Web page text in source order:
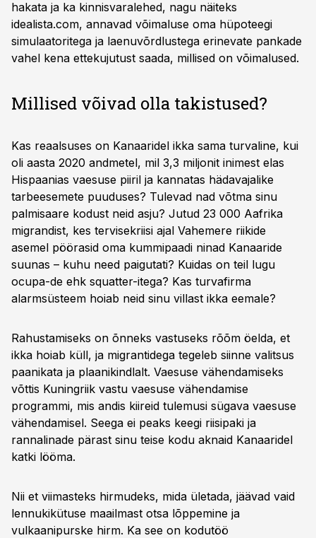
hakata ja ka kinnisvaralehed, nagu näiteks
idealista.com, annavad võimaluse oma hüpoteegi
simulaatoritega ja laenuvõrdlustega erinevate pankade
vahel kena ettekujutust saada, millised on võimalused.
Millised võivad olla takistused?
Kas reaalsuses on Kanaaridel ikka sama turvaline, kui
oli aasta 2020 andmetel, mil 3,3 miljonit inimest elas
Hispaanias vaesuse piiril ja kannatas hädavajalike
tarbeesemete puuduses? Tulevad nad võtma sinu
palmisaare kodust neid asju? Jutud 23 000 Aafrika
migrandist, kes tervisekriisi ajal Vahemere riikide
asemel pöörasid oma kummipaadi ninad Kanaaride
suunas – kuhu need paigutati? Kuidas on teil lugu
ocupa-de ehk squatter-itega? Kas turvafirma
alarmsüsteem hoiab neid sinu villast ikka eemale?
Rahustamiseks on õnneks vastuseks rõõm öelda, et
ikka hoiab küll, ja migrantidega tegeleb siinne valitsus
paanikata ja plaanikindlalt. Vaesuse vähendamiseks
võttis Kuningriik vastu vaesuse vähendamise
programmi, mis andis kiireid tulemusi sügava vaesuse
vähendamisel. Seega ei peaks keegi riisipaki ja
rannalinade pärast sinu teise kodu aknaid Kanaaridel
katki lööma.
Nii et viimasteks hirmudeks, mida ületada, jäävad vaid
lennukikütuse maailmast otsa lõppemine ja
vulkaanipurske hirm. Ka see on kodutöö